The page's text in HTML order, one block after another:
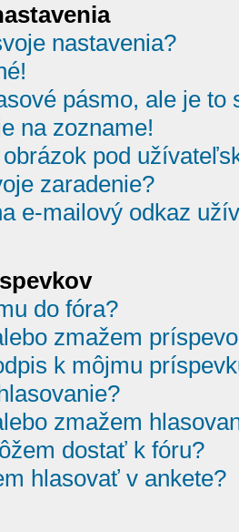
nastavenia?
pásmo, ale je to
na zozname!
pod
zaradenie?
e-mailový odkaz
do fóra?
zmažem
k môjmu
zmažem
dostať k fóru?
hlasovať v ankete?